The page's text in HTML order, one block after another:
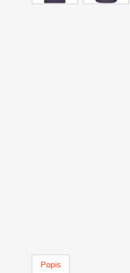
Popis